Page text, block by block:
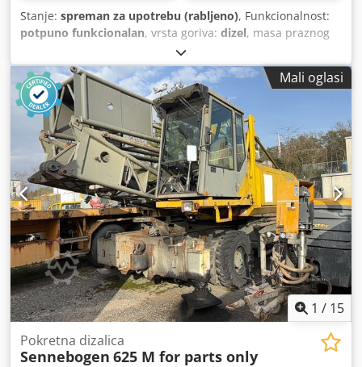
Stanje: spreman za upotrebu (rabljeno), Funkcionalnost:
potpuno funkcionalan, vrsta goriva: dizel, masa praznog
, maksimalna nosivost:
2.285 h, Oprema:čelične gusjenice, Prodaje se Maeda
metalna gusenička dizalica (s gumenim umetcima) u
savršenom stanju. Opremljena je Komatsu diesel motorom
i zauzima minimalan prostor. Odlično se snalazi i na malim
površinama. Chodpszq Dlpofx Akcea
Mali oglasi
1 / 15
Pokretna dizalica
Sennebogen 625 M for parts only